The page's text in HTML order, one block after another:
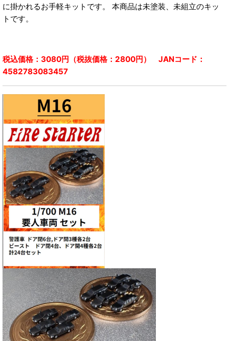
に掛かれるお手軽キットです。 本商品は未塗装、未組立のキッ
トです。
税込価格：3080円（税抜価格：2800円） JANコード：
4582783083457